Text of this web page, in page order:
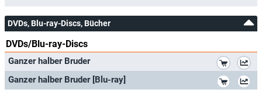
DVDs, Blu-ray-Discs, Bücher
DVDs/Blu-ray-Discs
Ganzer halber Bruder
Ganzer halber Bruder [Blu-ray]